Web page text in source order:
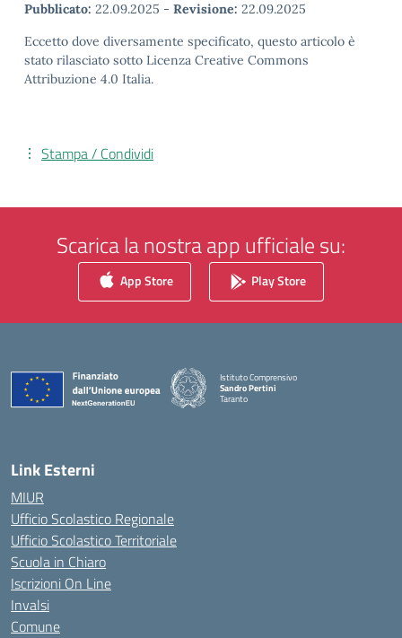
Pubblicato: 22.09.2025 - Revisione: 22.09.2025
Eccetto dove diversamente specificato, questo articolo è
stato rilasciato sotto Licenza Creative Commons
Attribuzione 4.0 Italia.
Stampa / Condividi
Scarica la nostra app ufficiale su:
App Store Play Store
Istituto Comprensivo
Sandro Pertini
Taranto
Link Esterni
MIUR
Ufficio Scolastico Regionale
Ufficio Scolastico Territoriale
Scuola in Chiaro
Iscrizioni On Line
Invalsi
Comune